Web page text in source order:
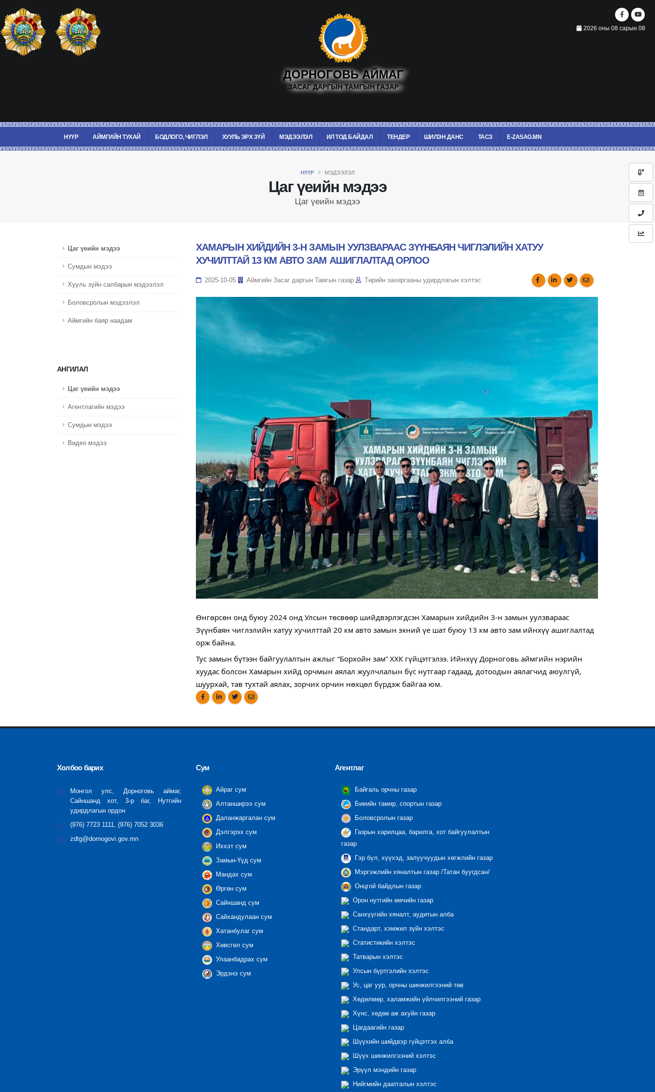
2026 оны 08 сарын 08
ДОРНОГОВЬ АЙМАГ
ЗАСАГ ДАРГЫН ТАМГЫН ГАЗАР
НҮҮР АЙМГИЙН ТУХАЙ БОДЛОГО, ЧИГЛЭЛ ХУУЛЬ ЭРХ ЗҮЙ МЭДЭЭЛЭЛ ИЛ ТОД БАЙДАЛ ТЕНДЕР ШИЛЭН ДАНС ТАСЗ E-ZASAG.MN
Цаг үеийн мэдээ
Цаг үеийн мэдээ
НҮҮР МЭДЭЭЛЭЛ
Цаг үеийн мэдээ
Сумдын мэдээ
Хууль зүйн салбарын мэдээлэл
Боловсролын мэдээлэл
Аймгийн баяр наадам
АНГИЛАЛ
Цаг үеийн мэдээ
Агентлагийн мэдээ
Сумдын мэдээ
Видео мэдээ
ХАМАРЫН ХИЙДИЙН 3-Н ЗАМЫН УУЛЗВАРААС ЗҮҮНБАЯН ЧИГЛЭЛИЙН ХАТУУ
ХУЧИЛТТАЙ 13 КМ АВТО ЗАМ АШИГЛАЛТАД ОРЛОО
2025-10-05 Аймгийн Засаг даргын Тамгын газар Төрийн захиргааны удирдлагын хэлтэс
Өнгөрсөн онд буюу 2024 онд Улсын төсвөөр шийдвэрлэгдсэн Хамарын хийдийн 3-н замын уулзвараас
Зүүнбаян чиглэлийн хатуу хучилттай 20 км авто замын эхний үе шат буюу 13 км авто зам ийнхүү ашиглалтад
орж байна.
Тус замын бүтээн байгуулалтын ажлыг “Борхойн зам” ХХК гүйцэтгэлээ. Ийнхүү Дорноговь аймгийн нэрийн
хуудас болсон Хамарын хийд орчмын аялал жуулчлалын бүс нутгаар гадаад, дотоодын аялагчид аюулгүй,
шуурхай, тав тухтай аялах, зорчих орчин нөхцөл бүрдэж байгаа юм.
Холбоо барих
Монгол улс, Дорноговь аймаг,
Сайншанд хот, 3-р баг, Нутгийн
удирдлагын ордон
(976) 7723 1111, (976) 7052 3036
zdtg@dornogovi.gov.mn
Сум
Айраг сум
Алтанширээ сум
Даланжаргалан сум
Дэлгэрэх сум
Иххэт сум
Замын-Үүд сум
Мандах сум
Өргөн сум
Сайншанд сум
Сайхандулаан сум
Хатанбулаг сум
Хөвсгөл сум
Улаанбадрах сум
Эрдэнэ сум
Агентлаг
Байгаль орчны газар
Биеийн тамир, спортын газар
Боловсролын газар
Газрын харилцаа, барилга, хот байгуулалтын
газар
Гэр бүл, хүүхэд, залуучуудын хөгжлийн газар
Мэргэжлийн хяналтын газар /Татан буугдсан/
Онцгой байдлын газар
Орон нутгийн өмчийн газар
Санхүүгийн хяналт, аудитын алба
Стандарт, хэмжил зүйн хэлтэс
Статистикийн хэлтэс
Татварын хэлтэс
Улсын бүртгэлийн хэлтэс
Ус, цаг уур, орчны шинжилгээний төв
Хөдөлмөр, халамжийн үйлчилгээний газар
Хүнс, хөдөө аж ахуйн газар
Цагдаагийн газар
Шүүхийн шийдвэр гүйцэтгэх алба
Шүүх шинжилгээний хэлтэс
Эрүүл мэндийн газар
Нийгмийн даатгалын хэлтэс